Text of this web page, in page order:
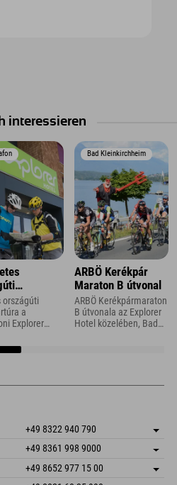
interessieren
országúti
a
Explorer
Bad Kleinkirchheim
ARBÖ Kerékpár
Maraton B útvonal
ARBÖ Kerékpármaraton
B útvonala az Explorer
Hotel közelében, Bad
+49 8322 940 790
Cím mentése
Könyv
+49 8361 998 9000
Cím mentése
Érkezési információk
+49 8652 977 15 00